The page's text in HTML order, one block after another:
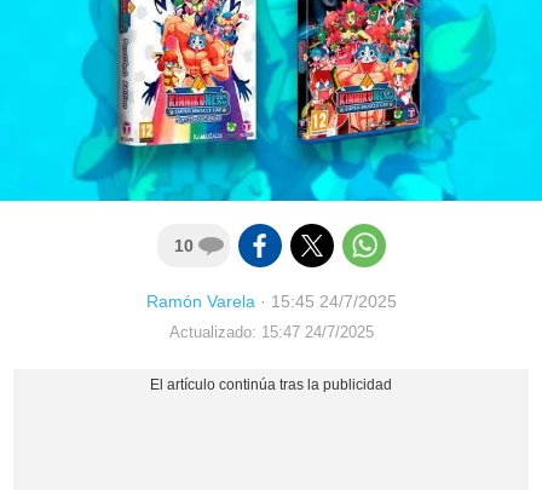
10
Ramón Varela· 15:45 24/7/2025
Actualizado: 15:47 24/7/2025